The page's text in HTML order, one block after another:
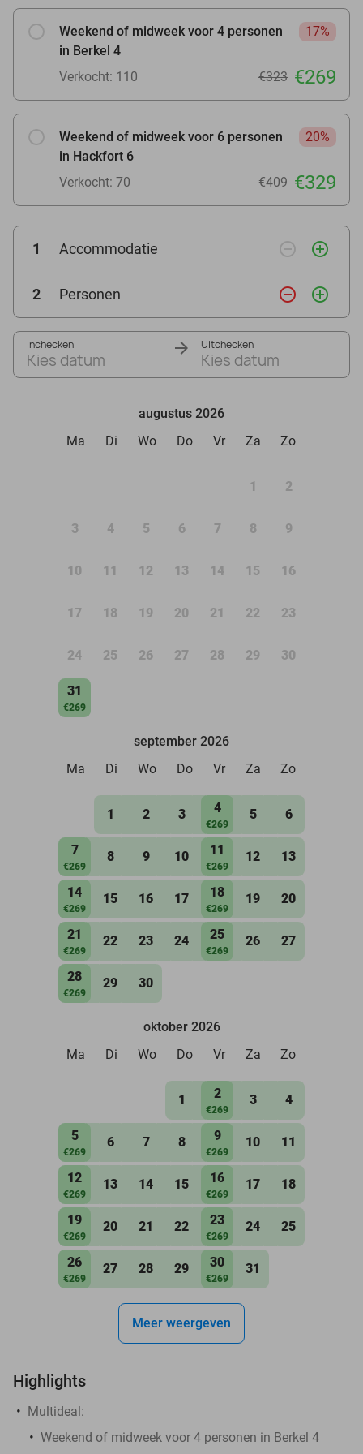
Weekend of midweek voor 4 personen
in Berkel 4
17%
Verkocht: 110 €323 €269
Weekend of midweek voor 6 personen
in Hackfort 6
20%
Verkocht: 70 €409 €329
1 Accommodatie remove_circle_outline add_circle_outline
2 Personen remove_circle_outline add_circle_outline
Inchecken
Kies datum
Uitchecken
Kies datum
augustus 2026
Ma
Di Wo Do Vr Za Zo
1 2
3 4 5 6 7 8 9
10 11 12 13 14 15 16
17 18 19 20 21 22 23
24 25 26 27 28 29 30
31
€269
september 2026
Ma
Di Wo Do Vr Za Zo
1 2 3 4
€269
5 6
7
€269
8 9 10 11
€269
12 13
14
€269
15 16 17 18
€269
19 20
21
€269
22 23 24 25
€269
26 27
28
€269
29 30
oktober 2026
Ma
Di Wo Do Vr Za Zo
1 2
€269
3 4
5
€269
6 7 8 9
€269
10 11
12
€269
13 14 15 16
€269
17 18
19
€269
20 21 22 23
€269
24 25
26
€269
27 28 29 30
€269
31
Meer weergeven
Highlights
Multideal:
Weekend of midweek voor 4 personen in Berkel 4